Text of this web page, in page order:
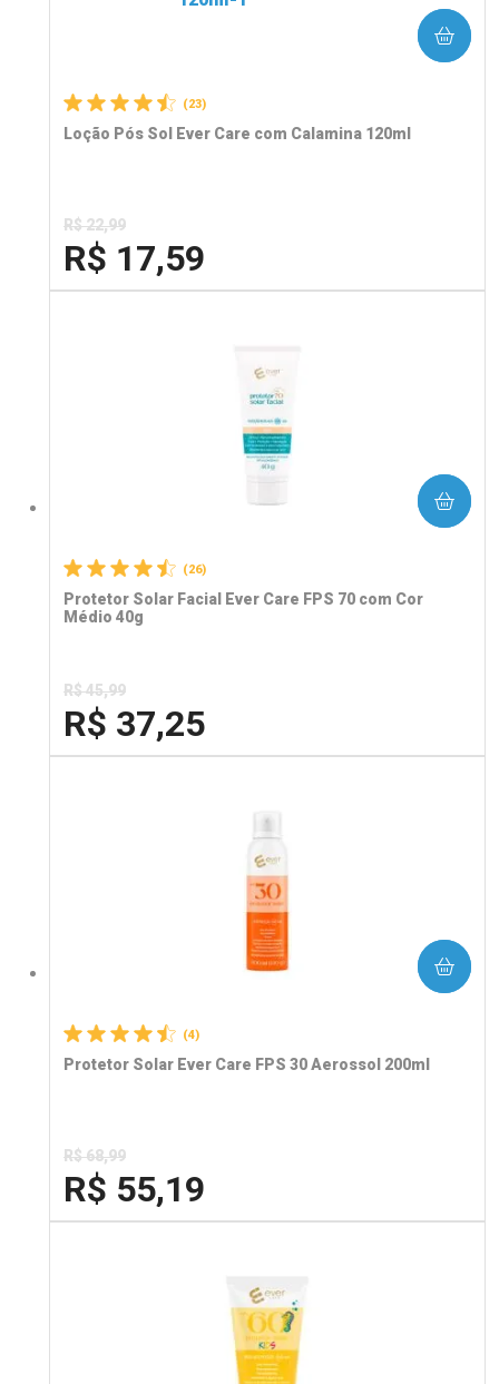
(23)
Loção Pós Sol Ever Care com Calamina 120ml
R$ 22,99
R$ 17,59
COMPRAR
(26)
Protetor Solar Facial Ever Care FPS 70 com Cor
Médio 40g
R$ 45,99
R$ 37,25
COMPRAR
(4)
Protetor Solar Ever Care FPS 30 Aerossol 200ml
R$ 68,99
R$ 55,19
COMPRAR